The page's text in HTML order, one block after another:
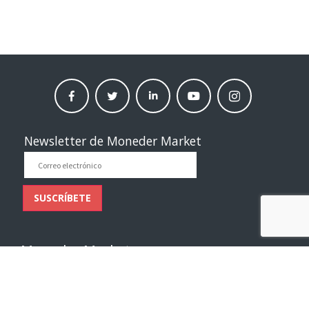
facebook
moneder
twitter
moneder
linkedin
moneder
Youtube
moneder
instagram
moneder
Newsletter de Moneder Market
Correo
electrónico
SUSCRÍBETE
Moneder Market